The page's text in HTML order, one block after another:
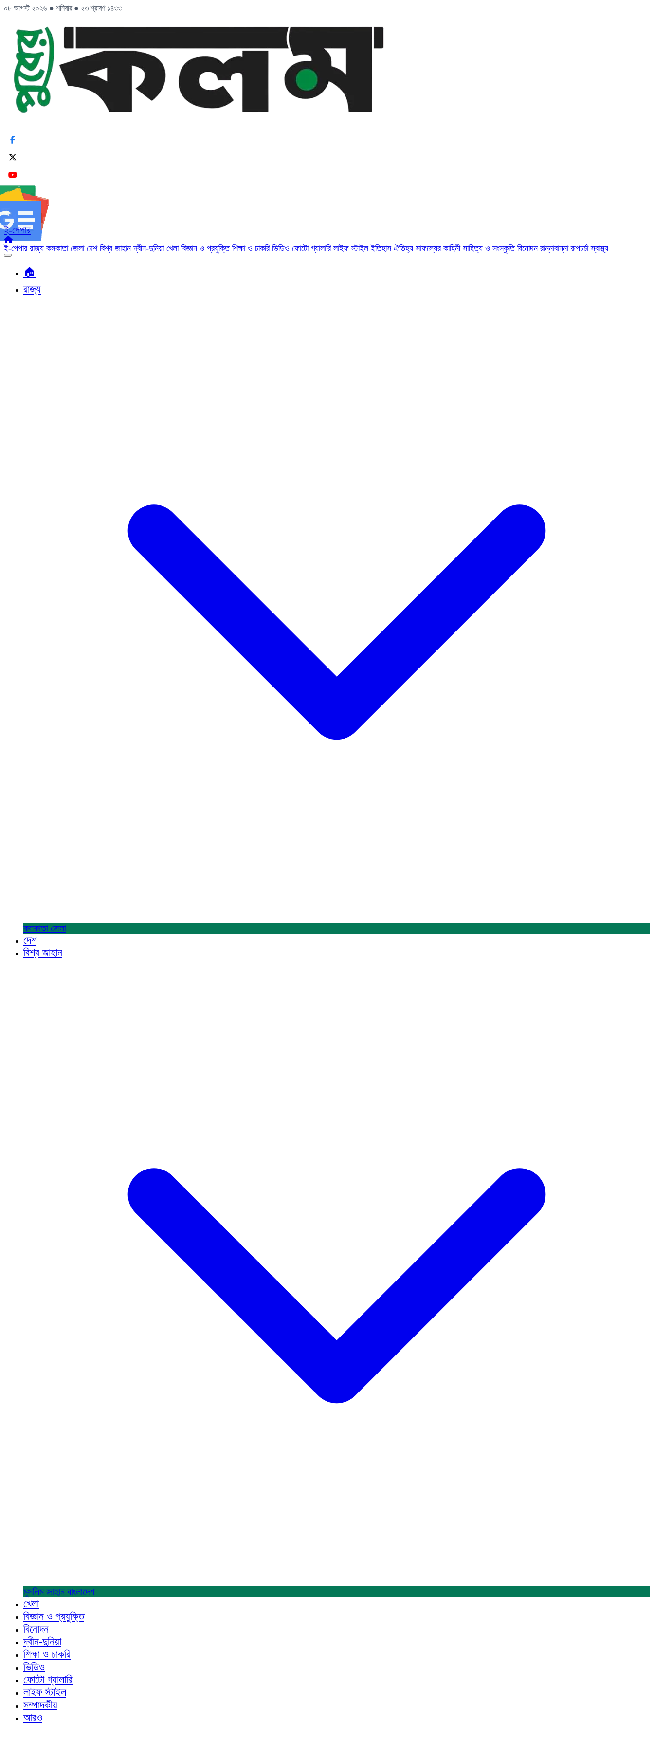
০৮ আগস্ট ২০২৬ ● শনিবার ● ২৩ শ্রাবণ ১৪৩৩
ই-পেপার
ই-পেপার রাজ্য কলকাতা জেলা দেশ বিশ্ব জাহানদ্বীন-দুনিয়া খেলা বিজ্ঞান ও প্রযুক্তি শিক্ষা ও চাকরি ভিডিও ফোটো গ্যালারি লাইফ স্টাইলইতিহাস ঐতিহ্য সাফল্যের কাহিনী সাহিত্য ও সংস্কৃতি বিনোদন রান্নাবান্নারূপচর্চাস্বাস্থ্য
🏠︎
রাজ্য
কলকাতা জেলা
দেশ
বিশ্ব জাহান
মুসলিম জাহান বাংলাদেশ
খেলা
বিজ্ঞান ও প্রযুক্তি
বিনোদন
দ্বীন-দুনিয়া
শিক্ষা ও চাকরি
ভিডিও
ফোটো গ্যালারি
লাইফ স্টাইল
সম্পাদকীয়
আরও